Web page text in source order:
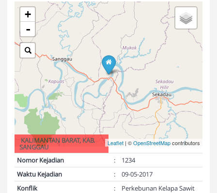
+
-
Leaflet | ©OpenStreetMapcontributors
KALIMANTAN BARAT, KAB.
SANGGAU
Nomor Kejadian
:
1234
Waktu Kejadian
:
09-05-2017
Konflik
:
Perkebunan Kelapa Sawit